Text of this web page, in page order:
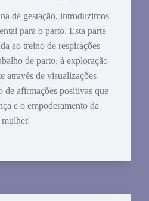
de gestação, introduzimos
para o parto. Esta parte
ao treino de respirações
de parto, à exploração
através de visualizações
de afirmações positivas que
e o empoderamento da
mulher.